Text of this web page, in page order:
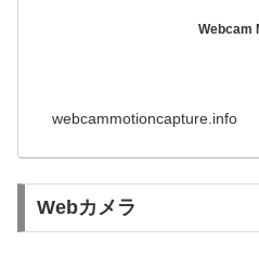
Webcam
webcammotioncapture.info
Webカメラ